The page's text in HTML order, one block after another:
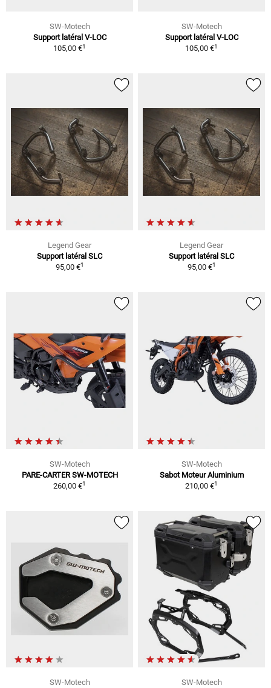
SW-Motech
Support latéral V-LOC
105,00 €1
SW-Motech
Support latéral V-LOC
105,00 €1
Legend Gear
Support latéral SLC
95,00 €1
Legend Gear
Support latéral SLC
95,00 €1
SW-Motech
PARE-CARTER SW-MOTECH
260,00 €1
SW-Motech
Sabot Moteur Aluminium
210,00 €1
SW-Motech
SW-Motech